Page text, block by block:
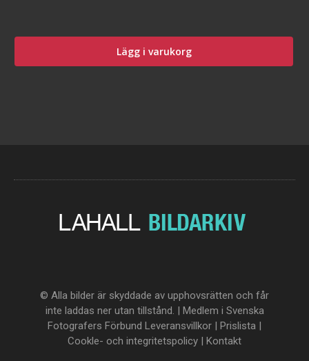
Lägg i varukorg
© Alla bilder är skyddade av upphovsrätten och får
inte laddas ner utan tillstånd. | Medlem i Svenska
Fotografers Förbund Leveransvillkor | Prislista |
Cookle- och integritetspolicy | Kontakt